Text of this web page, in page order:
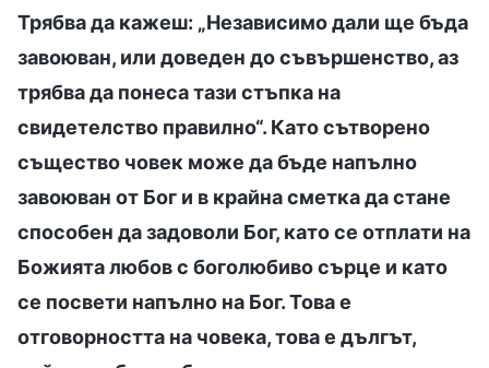
Трябва да кажеш: „Независимо дали ще бъда
завоюван, или доведен до съвършенство, аз
трябва да понеса тази стъпка на
свидетелство правилно“. Като сътворено
същество човек може да бъде напълно
завоюван от Бог и в крайна сметка да стане
способен да задоволи Бог, като се отплати на
Божията любов с боголюбиво сърце и като
се посвети напълно на Бог. Това е
отговорността на човека, това е дългът,